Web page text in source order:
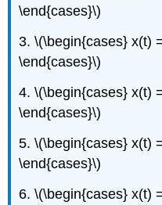
\end{cases}\)
3.\(\begin{cases} x(t)
\end{cases}\)
4.\(\begin{cases} x(t)
\end{cases}\)
5.\(\begin{cases} x(t)
\end{cases}\)
6.\(\begin{cases} x(t)